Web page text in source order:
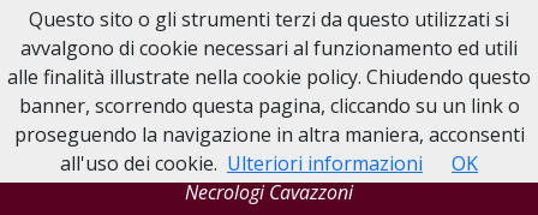
NECROLOGIE CAVAZZONI
Necrologi Cavazzoni
Questo sito o gli strumenti terzi da questo utilizzati si
avvalgono di cookie necessari al funzionamento ed utili
alle finalità illustrate nella cookie policy. Chiudendo questo
banner, scorrendo questa pagina, cliccando su un link o
proseguendo la navigazione in altra maniera, acconsenti
all'uso dei cookie. Ulteriori informazioni OK